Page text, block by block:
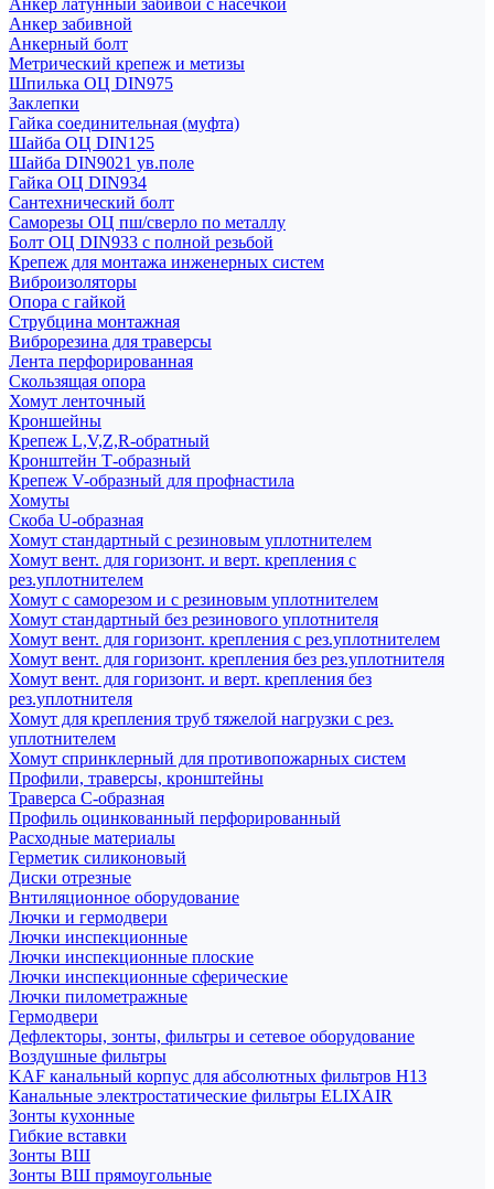
Анкер латунный забивой с насечкой
Анкер забивной
Анкерный болт
Метрический крепеж и метизы
Шпилька ОЦ DIN975
Заклепки
Гайка соединительная (муфта)
Шайба ОЦ DIN125
Шайба DIN9021 ув.поле
Гайка ОЦ DIN934
Сантехнический болт
Саморезы ОЦ пш/сверло по металлу
Болт ОЦ DIN933 с полной резьбой
Крепеж для монтажа инженерных систем
Виброизоляторы
Опора с гайкой
Струбцина монтажная
Виброрезина для траверсы
Лента перфорированная
Скользящая опора
Хомут ленточный
Кроншейны
Крепеж L,V,Z,R-обратный
Кронштейн Т-образный
Крепеж V-образный для профнастила
Хомуты
Скоба U-образная
Хомут стандартный с резиновым уплотнителем
Хомут вент. для горизонт. и верт. крепления с
рез.уплотнителем
Хомут с саморезом и с резиновым уплотнителем
Хомут стандартный без резинового уплотнителя
Хомут вент. для горизонт. крепления с рез.уплотнителем
Хомут вент. для горизонт. крепления без рез.уплотнителя
Хомут вент. для горизонт. и верт. крепления без
рез.уплотнителя
Хомут для крепления труб тяжелой нагрузки с рез.
уплотнителем
Хомут спринклерный для противопожарных систем
Профили, траверсы, кронштейны
Траверса С-образная
Профиль оцинкованный перфорированный
Расходные материалы
Герметик силиконовый
Диски отрезные
Внтиляционное оборудование
Лючки и гермодвери
Лючки инспекционные
Лючки инспекционные плоские
Лючки инспекционные сферические
Лючки пилометражные
Гермодвери
Дефлекторы, зонты, фильтры и сетевое оборудование
Воздушные фильтры
KAF канальный корпус для абсолютных фильтров H13
Канальные электростатические фильтры ELIXAIR
Зонты кухонные
Гибкие вставки
Зонты ВШ
Зонты ВШ прямоугольные